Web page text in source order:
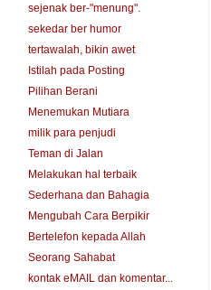
sejenak ber-"menung".
sekedar ber humor
tertawalah, bikin awet
Istilah pada Posting
Pilihan Berani
Menemukan Mutiara
milik para penjudi
Teman di Jalan
Melakukan hal terbaik
Sederhana dan Bahagia
Mengubah Cara Berpikir
Bertelefon kepada Allah
Seorang Sahabat
kontak eMAIL dan komentar...